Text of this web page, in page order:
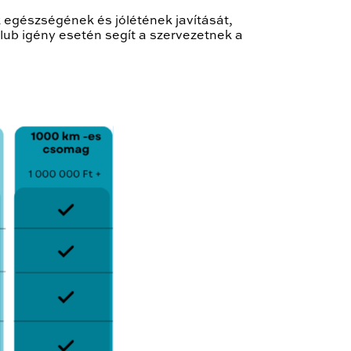
és jólétének javítását,
igény esetén segít a szervezetnek a